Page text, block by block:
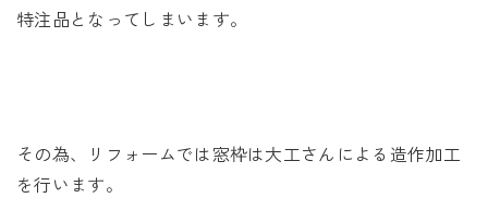
特注品となってしまいます。
その為、リフォームでは窓枠は大工さんによる造作加工
を行います。